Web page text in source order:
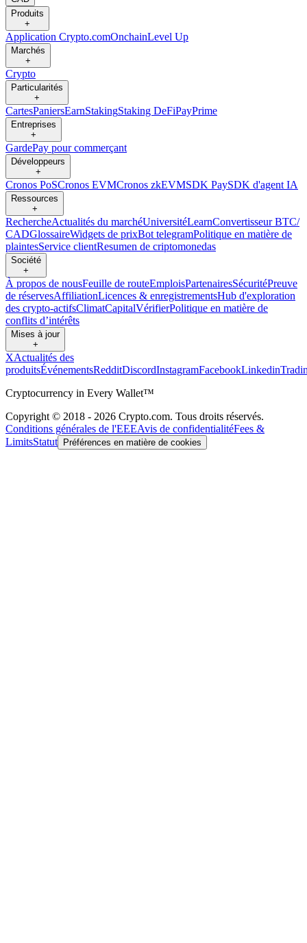
Produits
+
Application Crypto.comOnchainLevel Up
Marchés
+
Crypto
Particularités
+
CartesPaniersEarnStakingStaking DeFiPayPrime
Entreprises
+
GardePay pour commerçant
Développeurs
+
Cronos PoSCronos EVMCronos zkEVMSDK PaySDK d'agent IA
Ressources
+
RechercheActualités du marchéUniversitéLearnConvertisseur BTC/
CADGlossaireWidgets de prixBot telegramPolitique en matière de
plaintesService clientResumen de criptomonedas
Société
+
À propos de nousFeuille de routeEmploisPartenairesSécuritéPreuve
de réservesAffiliationLicences & enregistrementsHub d'exploration
des crypto-actifsClimatCapitalVérifierPolitique en matière de
conflits d’intérêts
Mises à jour
+
XActualités des
produitsÉvénementsRedditDiscordInstagramFacebookLinkedin
Cryptocurrency in Every Wallet™
Copyright © 2018 - 2026 Crypto.com. Tous droits réservés.
Conditions générales de l'EEEAvis de confidentialitéFees &
LimitsStatut Préférences en matière de cookies